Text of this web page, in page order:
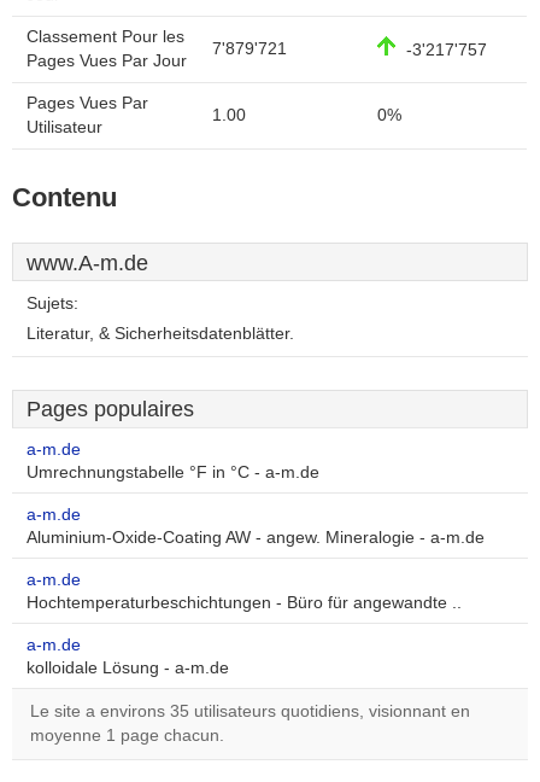
Classement Pour les
Pages Vues Par Jour
7'879'721 -3'217'757
Pages Vues Par
Utilisateur
1.00 0%
Contenu
www.A-m.de
Sujets:
Literatur, & Sicherheitsdatenblätter.
Pages populaires
a-m.de
Umrechnungstabelle °F in °C - a-m.de
a-m.de
Aluminium-Oxide-Coating AW - angew. Mineralogie - a-m.de
a-m.de
Hochtemperaturbeschichtungen - Büro für angewandte ..
a-m.de
kolloidale Lösung - a-m.de
Le site a environs 35 utilisateurs quotidiens, visionnant en
moyenne 1 page chacun.